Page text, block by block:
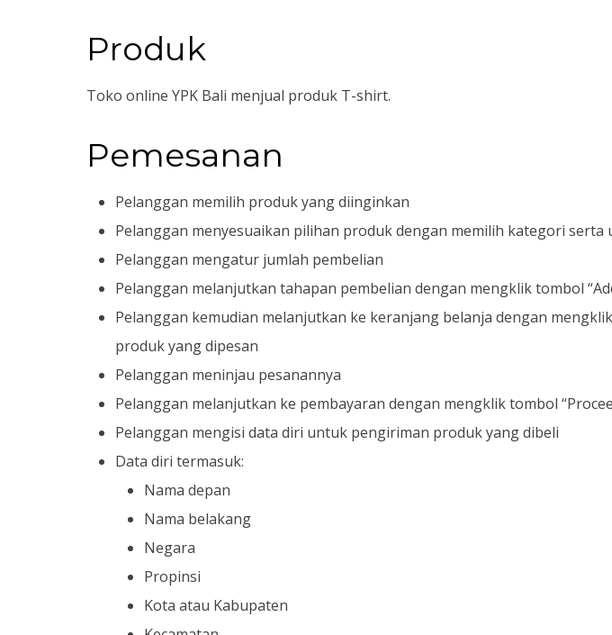
Produk
Toko online YPK Bali menjual produk T-shirt.
Pemesanan
Pelanggan memilih produk yang diinginkan
Pelanggan menyesuaikan pilihan produk dengan memilih kategori serta
Pelanggan mengatur jumlah pembelian
Pelanggan melanjutkan tahapan pembelian dengan mengklik tombol
Pelanggan kemudian melanjutkan ke keranjang belanja dengan
produk yang dipesan
Pelanggan meninjau pesanannya
Pelanggan melanjutkan ke pembayaran dengan mengklik tombol
Pelanggan mengisi data diri untuk pengiriman produk yang dibeli
Data diri termasuk:
Nama depan
Nama belakang
Negara
Propinsi
Kota atau Kabupaten